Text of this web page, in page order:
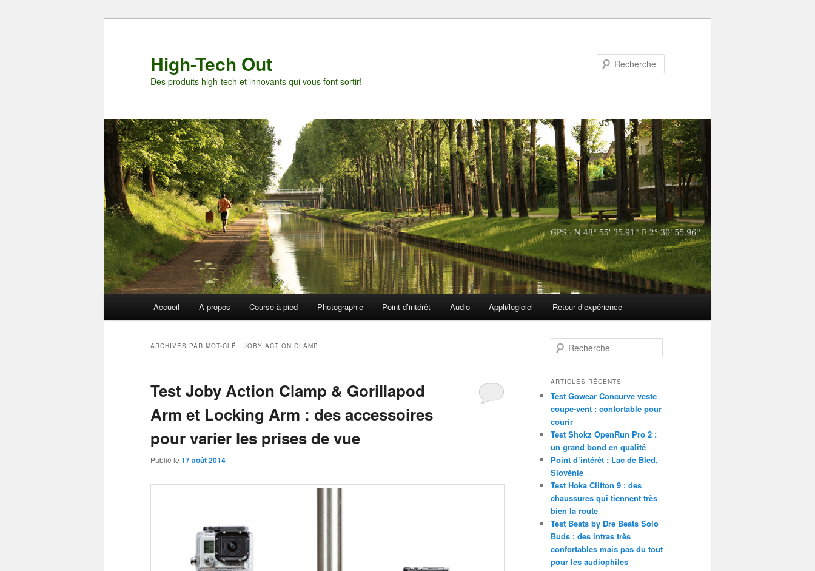
High-Tech Out
Des produits high-tech et innovants qui vous font sortir!
Accueil A propos Course à pied Photographie Point d’intérêt Audio Appli/logiciel Retour d’expérience
ARCHIVES PAR MOT-CLÉ : JOBY ACTION CLAMP
Test Joby Action Clamp & Gorillapod
Arm et Locking Arm : des accessoires
pour varier les prises de vue
Publié le 17 août 2014
e
h
r
c
h
e
ARTICLES RÉCENTS
Test Gowear Concurve veste
coupe-vent : confortable pour
courir
Test Shokz OpenRun Pro 2 :
un grand bond en qualité
Point d’intérêt : Lac de Bled,
Slovénie
Test Hoka Clifton 9 : des
chaussures qui tiennent très
bien la route
Test Beats by Dre Beats Solo
Buds : des intras très
confortables mais pas du tout
pour les audiophiles